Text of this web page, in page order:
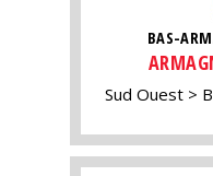
BAS-
Sud Ouest